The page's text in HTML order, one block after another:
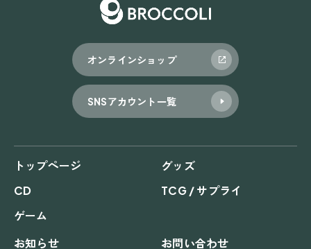
オンラインショップ
SNSアカウント一覧
トップページ
グッズ
CD
TCG / サプライ
ゲーム
お知らせ
お問い合わせ